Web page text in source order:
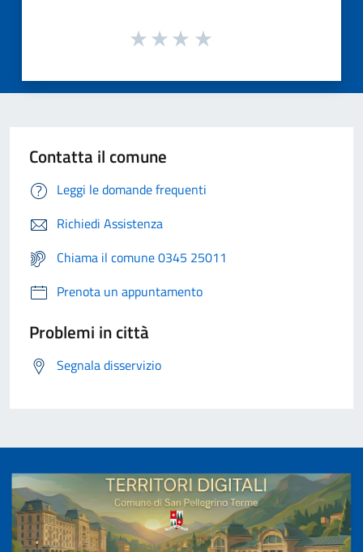
Contatta il comune
Leggi le domande frequenti
Richiedi Assistenza
Chiama il comune 0345 25011
Prenota un appuntamento
Problemi in città
Segnala disservizio